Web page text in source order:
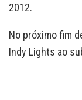
2012.
No próximo fim
Indy Lights ao